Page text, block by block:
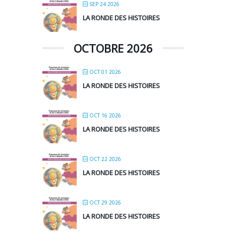
SEP 24 2026
LA RONDE DES HISTOIRES
OCTOBRE 2026
OCT 01 2026
LA RONDE DES HISTOIRES
OCT 16 2026
LA RONDE DES HISTOIRES
OCT 22 2026
LA RONDE DES HISTOIRES
OCT 29 2026
LA RONDE DES HISTOIRES